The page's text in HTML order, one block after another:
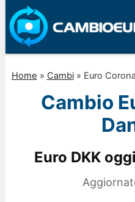
Home » Cambi» Euro
Cambio
Euro DKK